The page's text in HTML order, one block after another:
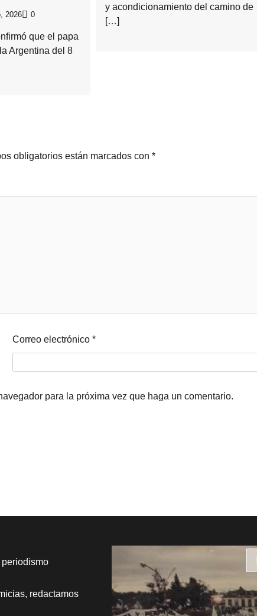
2026 0
que el papa
Argentina del 8
y acondicionamiento del camino de
[…]
obligatorios están marcados con *
Correo electrónico *
para la próxima vez que haga un comentario.
redactamos